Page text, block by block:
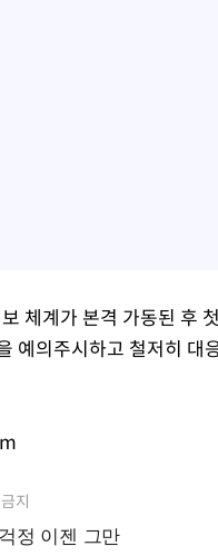
체계가 본격 가동된 후
예의주시하고 철저히 대
지